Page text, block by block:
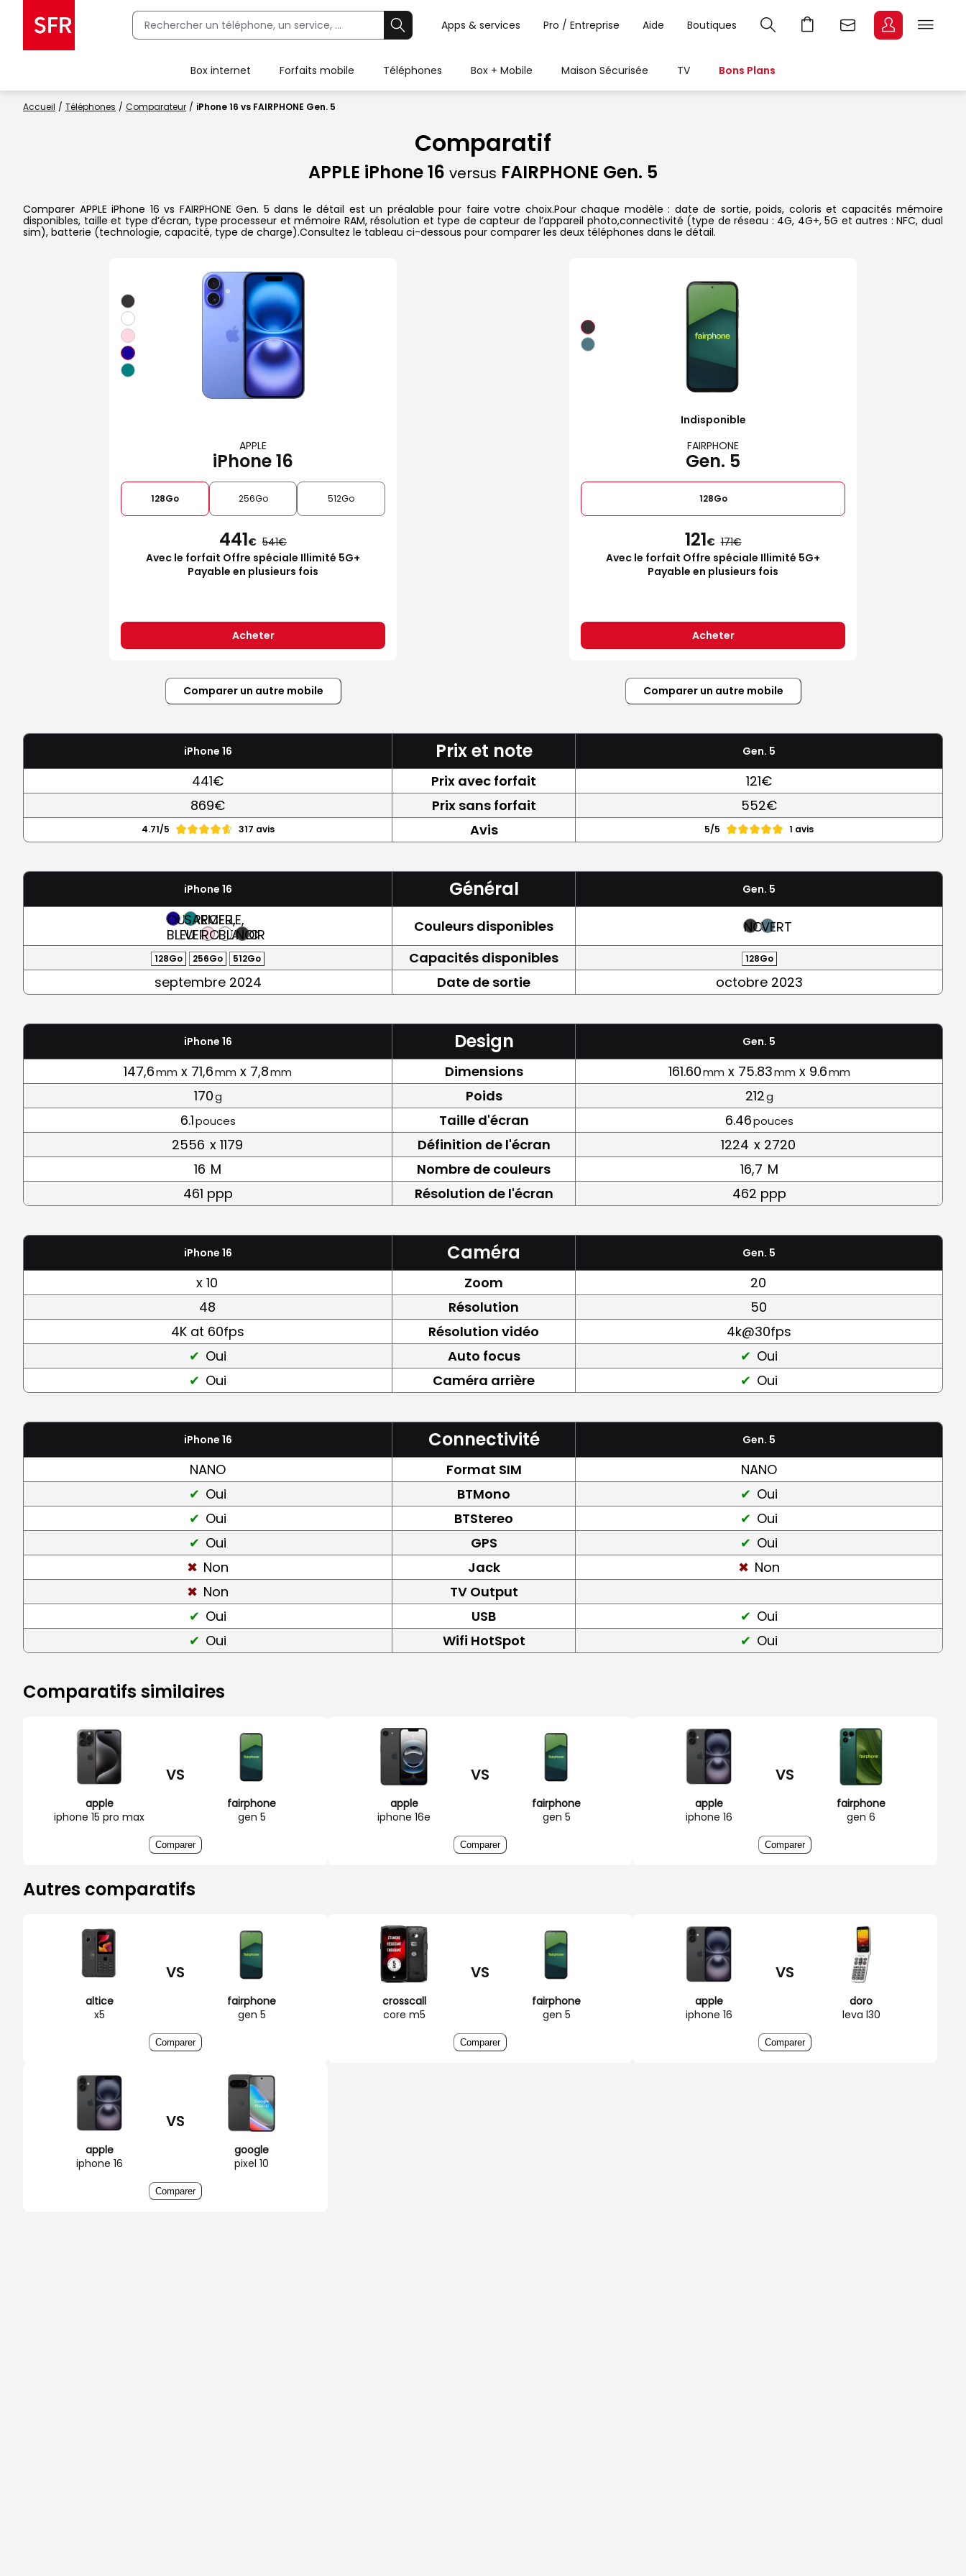
Apps & services Pro / Entreprise Aide Boutiques
Box internet Forfaits mobile Téléphones Box + Mobile Maison Sécurisée TV Bons Plans
Accueil Téléphones Comparateur iPhone 16 vs FAIRPHONE Gen. 5
Comparatif
APPLE iPhone 16 versus FAIRPHONE Gen. 5
Comparer APPLE iPhone 16 vs FAIRPHONE Gen. 5 dans le détail est un préalable pour faire votre choix.Pour chaque modèle : date de sortie, poids, coloris et capacités mémoire
disponibles, taille et type d’écran, type processeur et mémoire RAM, résolution et type de capteur de l’appareil photo,connectivité (type de réseau : 4G, 4G+, 5G et autres : NFC, dual
sim), batterie (technologie, capacité, type de charge).Consultez le tableau ci-dessous pour comparer les deux téléphones dans le détail.
APPLE
iPhone 16
128Go 256Go 512Go
441€ 541
Avec le forfait Offre spéciale Illimité 5G+
Payable en plusieurs fois
Acheter
Indisponible
FAIRPHONE
Gen. 5
128Go
121€ 171
Avec le forfait Offre spéciale Illimité 5G+
Payable en plusieurs fois
Acheter
Comparer un autre mobile Comparer un autre mobile
iPhone 16 Prix et note Gen. 5
441€ Prix avec forfait
121€
869€
Prix sans forfait 552€
4.71/5 317 avis Avis 5/5 1 avis
iPhone 16 Général Gen. 5
OUTREMER,
BLEU
SARCELLE,
VERTROSEBLANC
NOIR Couleurs disponibles NOIRVERT
128Go 256Go 512Go Capacités disponibles 128Go
septembre 2024 Date de sortie octobre 2023
iPhone 16 Design Gen. 5
147,6mm x 71,6mm x 7,8mm Dimensions 161.60mm x 75.83mm x 9.6mm
170g Poids 212g
6.1pouces Taille d'écran 6.46pouces
2556 x 1179 Définition de l'écran 1224 x 2720
16 M Nombre de couleurs 16,7 M
461 ppp
Résolution de l'écran 462 ppp
iPhone 16 Caméra Gen. 5
x 10 Zoom
20
48
Résolution
50
4K at 60fps
Résolution vidéo
4k@30fps
Oui
Auto focus
Oui
Oui
Caméra arrière Oui
iPhone 16 Connectivité Gen. 5
NANO Format SIM
NANO
Oui
BTMono
Oui
Oui
BTStereo
Oui
Oui
GPS
Oui
Non
Jack
Non
Non
TV Output
Oui
USB
Oui
Oui
Wifi HotSpot Oui
Comparatifs similaires
apple
iphone 15 pro max
VS
fairphone
gen 5
Comparer
apple
iphone 16e
VS
fairphone
gen 5
Comparer
apple
iphone 16
VS
fairphone
gen 6
Comparer
Autres comparatifs
altice
x5
VS
fairphone
gen 5
Comparer
crosscall
core m5
VS
fairphone
gen 5
Comparer
apple
iphone 16
VS
doro
leva l30
Comparer
apple
iphone 16
VS
google
pixel 10
Comparer